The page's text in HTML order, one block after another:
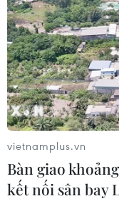
vietnamplus.vn
Bàn giao
kết nối sân bay